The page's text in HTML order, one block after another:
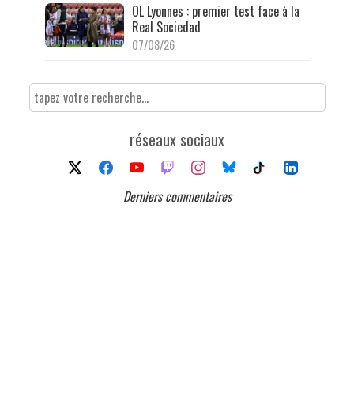
OL Lyonnes : premier test face à la
Real Sociedad
07/08/26
réseaux sociaux
Derniers commentaires